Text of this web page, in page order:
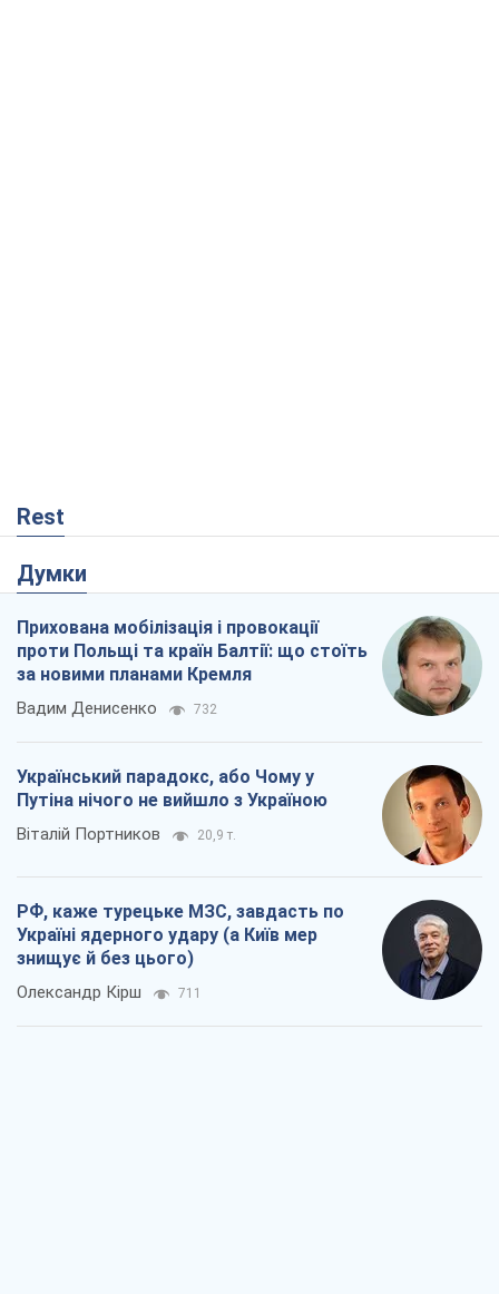
Rest
Думки
Прихована мобілізація і провокації
проти Польщі та країн Балтії: що стоїть
за новими планами Кремля
Вадим Денисенко 732
Український парадокс, або Чому у
Путіна нічого не вийшло з Україною
Віталій Портников 20,9 т.
РФ, каже турецьке МЗС, завдасть по
Україні ядерного удару (а Київ мер
знищує й без цього)
Олександр Кірш 711